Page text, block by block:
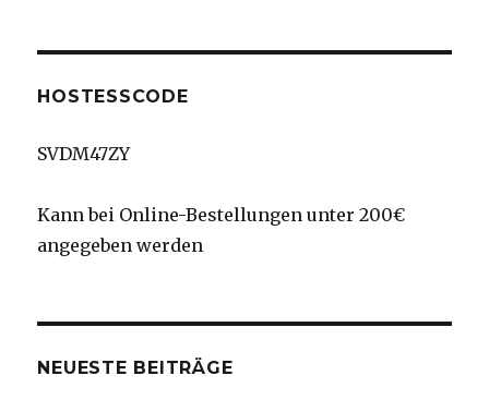
HOSTESSCODE
SVDM47ZY
Kann bei Online-Bestellungen unter 200€
angegeben werden
NEUESTE BEITRÄGE